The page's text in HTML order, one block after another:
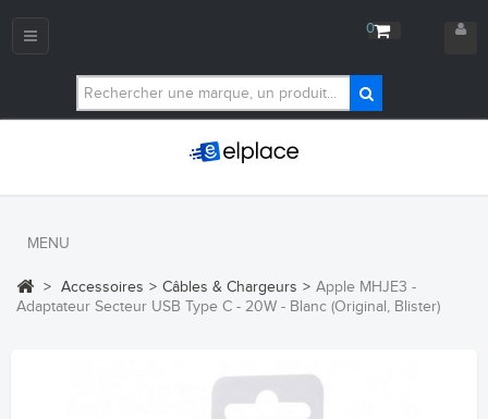
0
Navigation
MENU
> Accessoires > Câbles & Chargeurs > Apple MHJE3 -
Adaptateur Secteur USB Type C - 20W - Blanc (Original, Blister)